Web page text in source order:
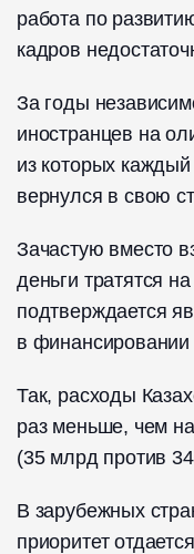
работа по
кадров
За годы
иностранцев на
из которых
вернулся в свою
Зачастую вместо
деньги тратятся
подтверждается
в финансировании
Так, расходы
раз меньше, чем
(35 млрд против
В зарубежных
приоритет